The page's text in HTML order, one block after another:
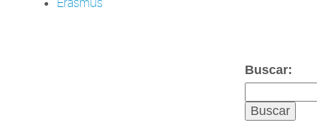
Erasmus
Buscar: